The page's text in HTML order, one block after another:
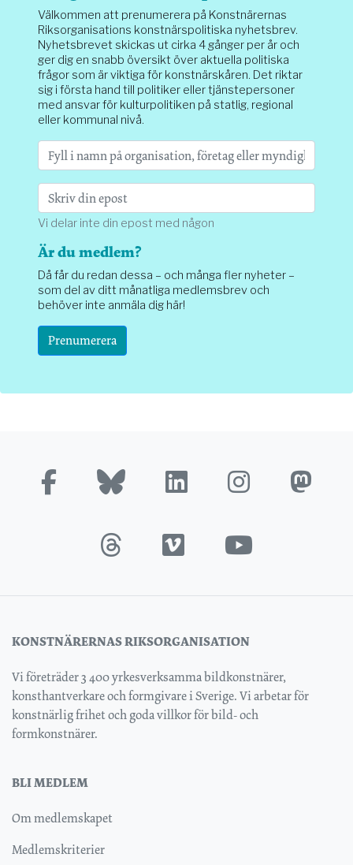
Välkommen att prenumerera på Konstnärernas
Riksorganisations konstnärspolitiska nyhetsbrev.
Nyhetsbrevet skickas ut cirka 4 gånger per år och
ger dig en snabb översikt över aktuella politiska
frågor som är viktiga för konstnärskåren. Det riktar
sig i första hand till politiker eller tjänstepersoner
med ansvar för kulturpolitiken på statlig, regional
eller kommunal nivå.
Vi delar inte din epost med någon
Är du medlem?
Då får du redan dessa – och många fler nyheter –
som del av ditt månatliga medlemsbrev och
behöver inte anmäla dig här!
Prenumerera
KONSTNÄRERNAS RIKSORGANISATION
Vi företräder 3 400 yrkesverksamma bildkonstnärer,
konsthantverkare och formgivare i Sverige. Vi arbetar för
konstnärlig frihet och goda villkor för bild- och
formkonstnärer.
BLI MEDLEM
Om medlemskapet
Medlemskriterier